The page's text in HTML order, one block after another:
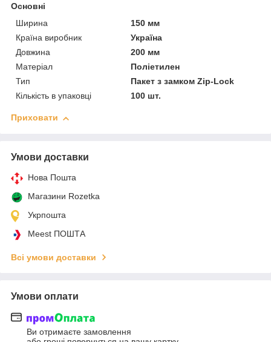
Основні
Ширина
150 мм
Країна виробник
Україна
Довжина
200 мм
Матеріал
Поліетилен
Тип
Пакет з замком Zip-Lock
Кількість в упаковці
100 шт.
Приховати
Умови доставки
Нова Пошта
Магазини Rozetka
Укрпошта
Meest ПОШТА
Всі умови доставки
Умови оплати
Ви отримаєте замовлення